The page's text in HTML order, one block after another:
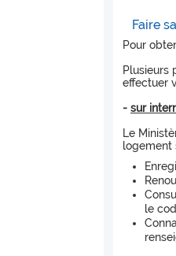
Faire
Pour
Plusieurs
effectuer
- sur
Le
logement
le